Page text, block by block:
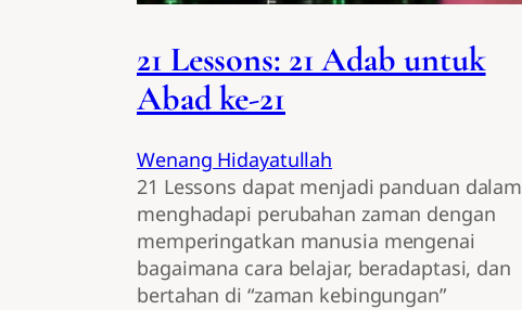
21 Lessons: 21 Adab untuk
Abad ke-21
Wenang Hidayatullah
21 Lessons dapat menjadi panduan dalam
menghadapi perubahan zaman dengan
memperingatkan manusia mengenai
bagaimana cara belajar, beradaptasi, dan
bertahan di “zaman kebingungan”